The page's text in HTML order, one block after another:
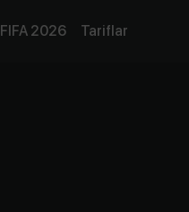
FIFA 2026 Tariflar